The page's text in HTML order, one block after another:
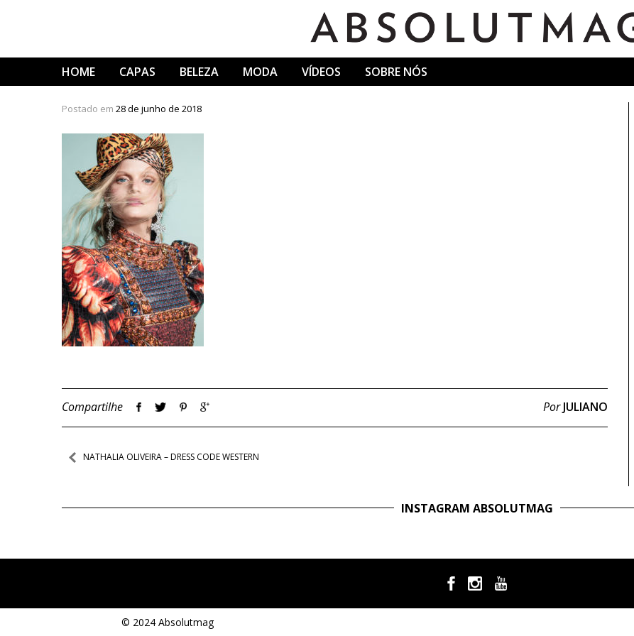
HOME CAPAS BELEZA MODA VÍDEOS SOBRE NÓS
Postado em 28 de junho de 2018
Compartilhe PorJULIANO
Navegação
Post
NATHALIA OLIVEIRA – DRESS CODE WESTERN
INSTAGRAM ABSOLUTMAG
© 2024 Absolutmag